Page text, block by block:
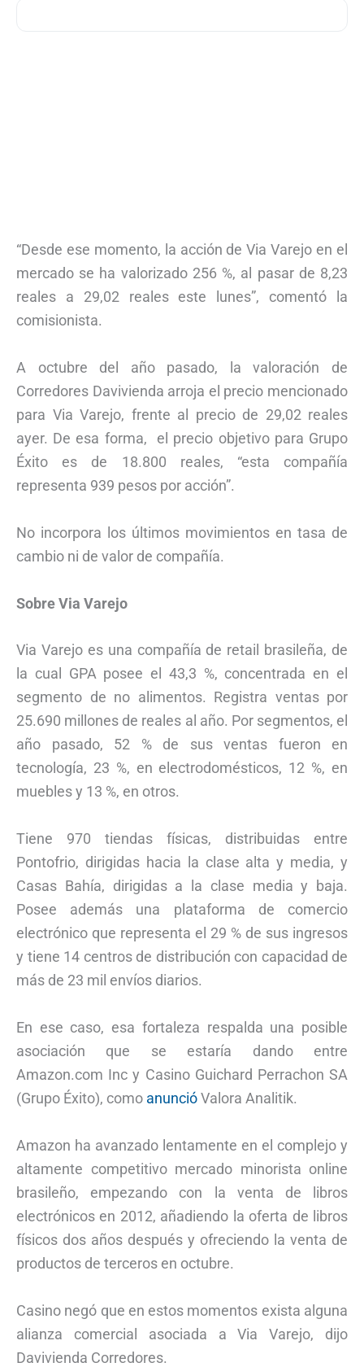
“Desde ese momento, la acción de Via Varejo en el
mercado se ha valorizado 256 %, al pasar de 8,23
reales a 29,02 reales este lunes”, comentó la
comisionista.
A octubre del año pasado, la valoración de
Corredores Davivienda arroja el precio mencionado
para Via Varejo, frente al precio de 29,02 reales
ayer. De esa forma, el precio objetivo para Grupo
Éxito es de 18.800 reales, “esta compañía
representa 939 pesos por acción”.
No incorpora los últimos movimientos en tasa de
cambio ni de valor de compañía.
Sobre Via Varejo
Via Varejo es una compañía de retail brasileña, de
la cual GPA posee el 43,3 %, concentrada en el
segmento de no alimentos. Registra ventas por
25.690 millones de reales al año. Por segmentos, el
año pasado, 52 % de sus ventas fueron en
tecnología, 23 %, en electrodomésticos, 12 %, en
muebles y 13 %, en otros.
Tiene 970 tiendas físicas, distribuidas entre
Pontofrio, dirigidas hacia la clase alta y media, y
Casas Bahía, dirigidas a la clase media y baja.
Posee además una plataforma de comercio
electrónico que representa el 29 % de sus ingresos
y tiene 14 centros de distribución con capacidad de
más de 23 mil envíos diarios.
En ese caso, esa fortaleza respalda una posible
asociación que se estaría dando entre
Amazon.com Inc y Casino Guichard Perrachon SA
(Grupo Éxito), como anuncióValora Analitik.
Amazon ha avanzado lentamente en el complejo y
altamente competitivo mercado minorista online
brasileño, empezando con la venta de libros
electrónicos en 2012, añadiendo la oferta de libros
físicos dos años después y ofreciendo la venta de
productos de terceros en octubre.
Casino negó que en estos momentos exista alguna
alianza comercial asociada a Via Varejo, dijo
Davivienda Corredores.